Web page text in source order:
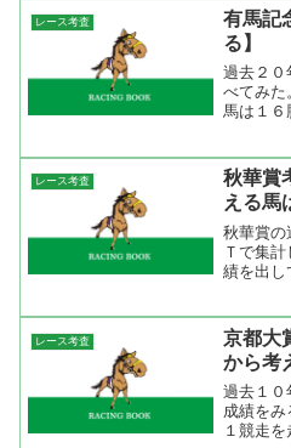
た。長
レース考査
有馬記
る】
過去２０
べてみ
馬は１
ースに
な馬でな
レース考査
秋華賞
える馬
秋華賞の
Ｔで集
績を出し
対（カワ
ング、テ
レース考査
京都大
から考
過去１０
成績をみ
１競走